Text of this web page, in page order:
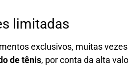
limitadas
exclusivos, muitas
de tênis, por conta da alta